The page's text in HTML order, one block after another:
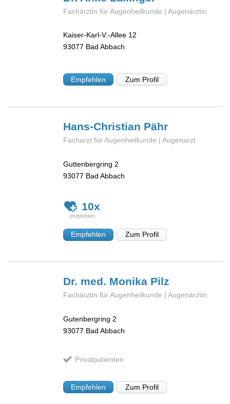
Fachärztin für Augenheilkunde | Augenärztin
Kaiser-Karl-V.-Allee 12
93077 Bad Abbach
Empfehlen Zum Profil
Hans-Christian Pähr
Facharzt für Augenheilkunde | Augenarzt
Guttenbergring 2
93077 Bad Abbach
10x
Empfehlen Zum Profil
Dr. med. Monika Pilz
Fachärztin für Augenheilkunde | Augenärztin
Gutenbergring 2
93077 Bad Abbach
Privatpatienten
Empfehlen Zum Profil